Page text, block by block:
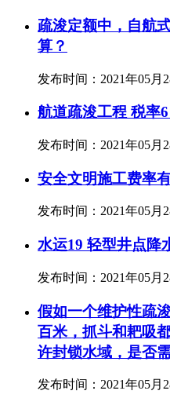
疏浚定额中，自航
算？
发布时间：2021年05月
航道疏浚工程 税率
发布时间：2021年05月
安全文明施工费率
发布时间：2021年05月
水运19 轻型井点降
发布时间：2021年05月
假如一个维护性疏
百米，抓斗和耙吸
许封锁水域，是否
发布时间：2021年05月